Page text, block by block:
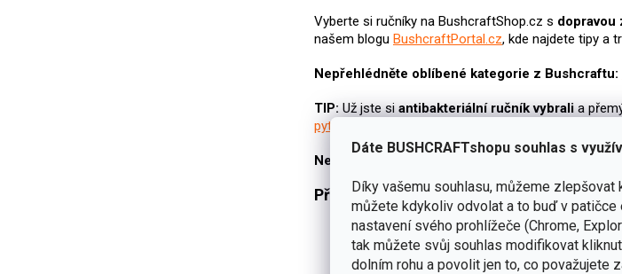
Dáte BUSHCRAFTshopu souhlas s
Díky vašemu souhlasu, můžeme zlepšovat
můžete kdykoliv odvolat a to buď v
nastavení svého prohlížeče (Chrome,
tak můžete svůj souhlas modifikovat
dolním rohu a povolit jen to, co považujete
Vyberte si ručníky na BushcraftShop.cz s dopravou
našem blogu BushcraftPortal.cz, kde najdete tipy a
Nepřehlédněte oblíbené kategorie z Bushcraftu:
TIP: Už jste siantibakteriální ručníkvybralia
pytle
Nevíte si s výběrem ručníku rady?
Přečtěte si vybrané recenze a články o
Bez hmyzu v přírodě: Testoval jsem skotské
Recenze na ohňovou krabičku – tabatěrku
Recenze na sumku - lékárničku JUBÖ